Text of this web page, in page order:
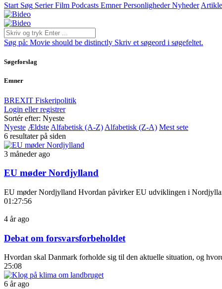
Start Søg Serier Film Podcasts Emner Personligheder Nyheder
Søg på: Movie should be distinctly Skriv et søgeord i søgefeltet.
Søgeforslag
Emner
BREXIT Fiskeripolitik
Login eller registrer
Sortér efter: Nyeste
Nyeste Ældste Alfabetisk (A-Z) Alfabetisk (Z-A) Mest sete
6 resultater på siden
3 måneder ago
EU møder Nordjylland
EU møder Nordjylland Hvordan påvirker EU udviklingen i
01:27:56
4 år ago
Debat om forsvarsforbeholdet
Hvordan skal Danmark forholde sig til den aktuelle situation, og
25:08
6 år ago